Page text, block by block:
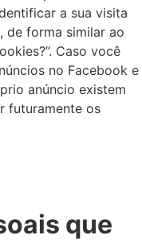
a sua visita
de forma similar ao
Caso você
no Facebook e
anúncio existem
futuramente os
que